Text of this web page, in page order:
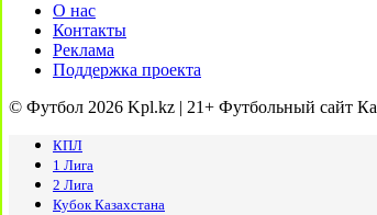
О нас
Контакты
Реклама
Поддержка проекта
© Футбол 2026 Kpl.kz | 21+ Футбольный сайт
КПЛ
1 Лига
2 Лига
Кубок Казахстана